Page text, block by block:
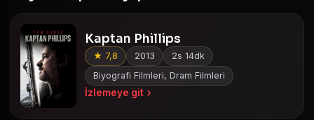
Kaptan Phillips
★ 7,8 2013
2s 14dk
Biyografi Filmleri, Dram Filmleri
İzlemeye git